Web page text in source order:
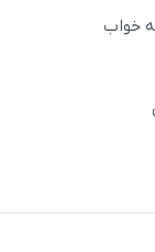
خواب